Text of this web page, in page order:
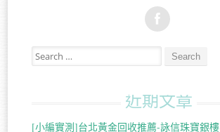
Search for:
近期文章
[小編實測]台北黃金回收推薦-詠信珠寶銀樓